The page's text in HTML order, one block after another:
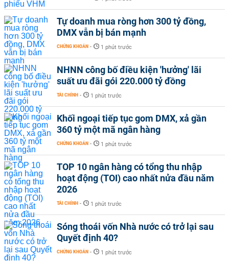
Tự doanh mua ròng hơn 300 tỷ đồng,
DMX vẫn bị bán mạnh
CHỨNG KHOÁN - 1 phút trước
NHNN công bố điều kiện 'hưởng' lãi
suất ưu đãi gói 220.000 tỷ đồng
TÀI CHÍNH - 1 phút trước
Khối ngoại tiếp tục gom DMX, xả gần
360 tỷ một mã ngân hàng
CHỨNG KHOÁN - 1 phút trước
TOP 10 ngân hàng có tổng thu nhập
hoạt động (TOI) cao nhất nửa đầu năm
2026
TÀI CHÍNH - 1 phút trước
Sóng thoái vốn Nhà nước có trở lại sau
Quyết định 40?
CHỨNG KHOÁN - 1 phút trước